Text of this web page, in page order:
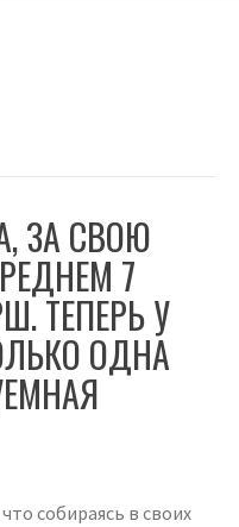
ЗА СВОЮ
7
ТЕПЕРЬ У
ОДНА
собираясь в своих